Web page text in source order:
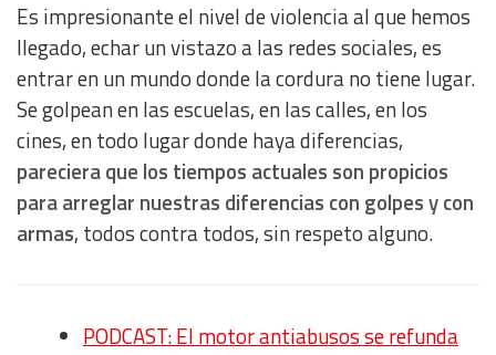
Es impresionante el nivel de violencia al que hemos
llegado, echar un vistazo a las redes sociales, es
entrar en un mundo donde la cordura no tiene lugar.
Se golpean en las escuelas, en las calles, en los
cines, en todo lugar donde haya diferencias,
pareciera que los tiempos actuales son propicios
para arreglar nuestras diferencias con golpes y con
armas, todos contra todos, sin respeto alguno.
PODCAST: El motor antiabusos se refunda